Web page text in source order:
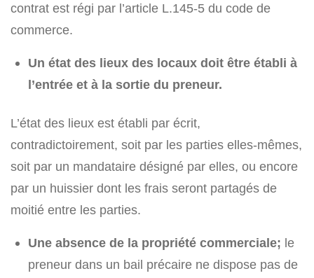
contrat est régi par l’article L.145-5 du code de
commerce.
Un état des lieux des locaux doit être établi à
l’entrée et à la sortie du preneur.
L’état des lieux est établi par écrit,
contradictoirement, soit par les parties elles-mêmes,
soit par un mandataire désigné par elles, ou encore
par un huissier dont les frais seront partagés de
moitié entre les parties.
Une absence de la propriété commerciale; le
preneur dans un bail précaire ne dispose pas de